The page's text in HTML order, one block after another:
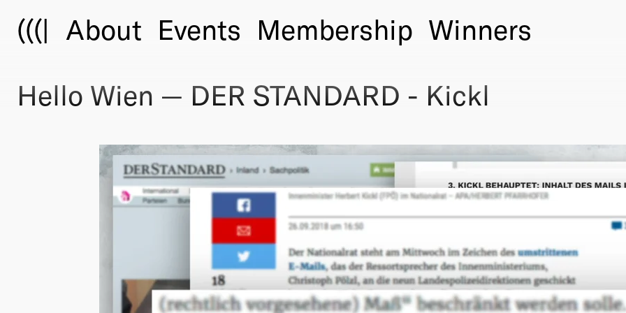
(((| About Events Membership Winners
Hello Wien — DER STANDARD - Kickl